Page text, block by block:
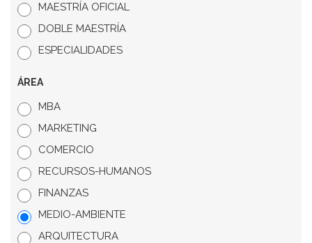
MAESTRÍA OFICIAL
DOBLE MAESTRÍA
ESPECIALIDADES
ÁREA
MBA
MARKETING
COMERCIO
RECURSOS-HUMANOS
FINANZAS
MEDIO-AMBIENTE
ARQUITECTURA